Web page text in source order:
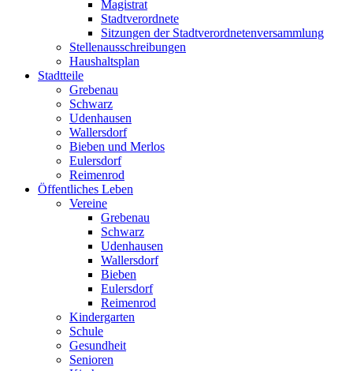
Magistrat
Stadtverordnete
Sitzungen der Stadtverordnetenversammlung
Stellenausschreibungen
Haushaltsplan
Stadtteile
Grebenau
Schwarz
Udenhausen
Wallersdorf
Bieben und Merlos
Eulersdorf
Reimenrod
Öffentliches Leben
Vereine
Grebenau
Schwarz
Udenhausen
Wallersdorf
Bieben
Eulersdorf
Reimenrod
Kindergarten
Schule
Gesundheit
Senioren